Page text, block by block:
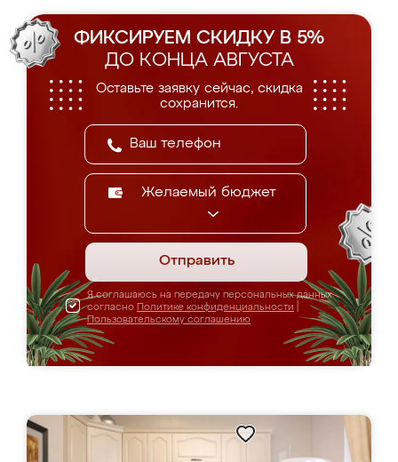
ФИКСИРУЕМ СКИДКУ В 5%
ДО КОНЦА АВГУСТА
Оставьте заявку сейчас, скидка
сохранится.
Желаемый бюджет
Отправить
Я соглашаюсь на передачу персональных данных
согласно Политике конфиденциальности
Пользовательскому соглашению